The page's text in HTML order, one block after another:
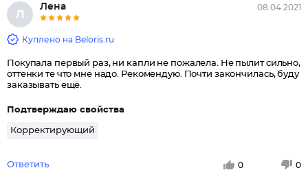
Л
Лена 08.04.2021
Куплено на Beloris.ru
Покупала первый раз, ни капли не пожалела. Не пылит сильно,
оттенки те что мне надо. Рекомендую. Почти закончилась, буду
заказывать ещё.
Подтверждаю свойства
Корректирующий
Ответить 0 0